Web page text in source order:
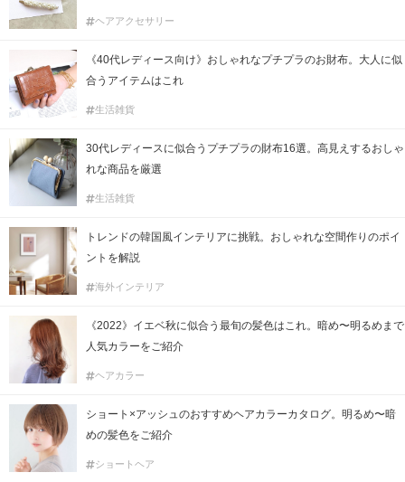
ヘアアクセサリー
《40代レディース向け》おしゃれなプチプラのお財布。大人に似
合うアイテムはこれ
生活雑貨
30代レディースに似合うプチプラの財布16選。高見えするおしゃ
れな商品を厳選
生活雑貨
トレンドの韓国風インテリアに挑戦。おしゃれな空間作りのポイ
ントを解説
海外インテリア
《2022》イエベ秋に似合う最旬の髪色はこれ。暗め〜明るめまで
人気カラーをご紹介
ヘアカラー
ショート×アッシュのおすすめヘアカラーカタログ。明るめ〜暗
めの髪色をご紹介
ショートヘア